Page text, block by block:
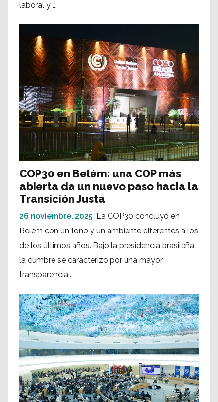
laboral y ...
COP30 en Belém: una COP más
abierta da un nuevo paso hacia la
Transición Justa
26 noviembre, 2025 La COP30 concluyó en
Belém con un tono y un ambiente diferentes a los
de los últimos años. Bajo la presidencia brasileña,
la cumbre se caracterizó por una mayor
transparencia,...